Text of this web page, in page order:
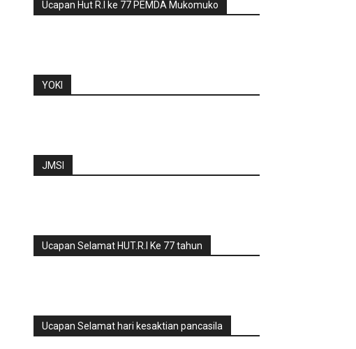
Ucapan Hut R.I ke 77 PEMDA Mukomuko
YOKI
JMSI
Ucapan Selamat HUT.R.I Ke 77 tahun
Ucapan Selamat hari kesaktian pancasila